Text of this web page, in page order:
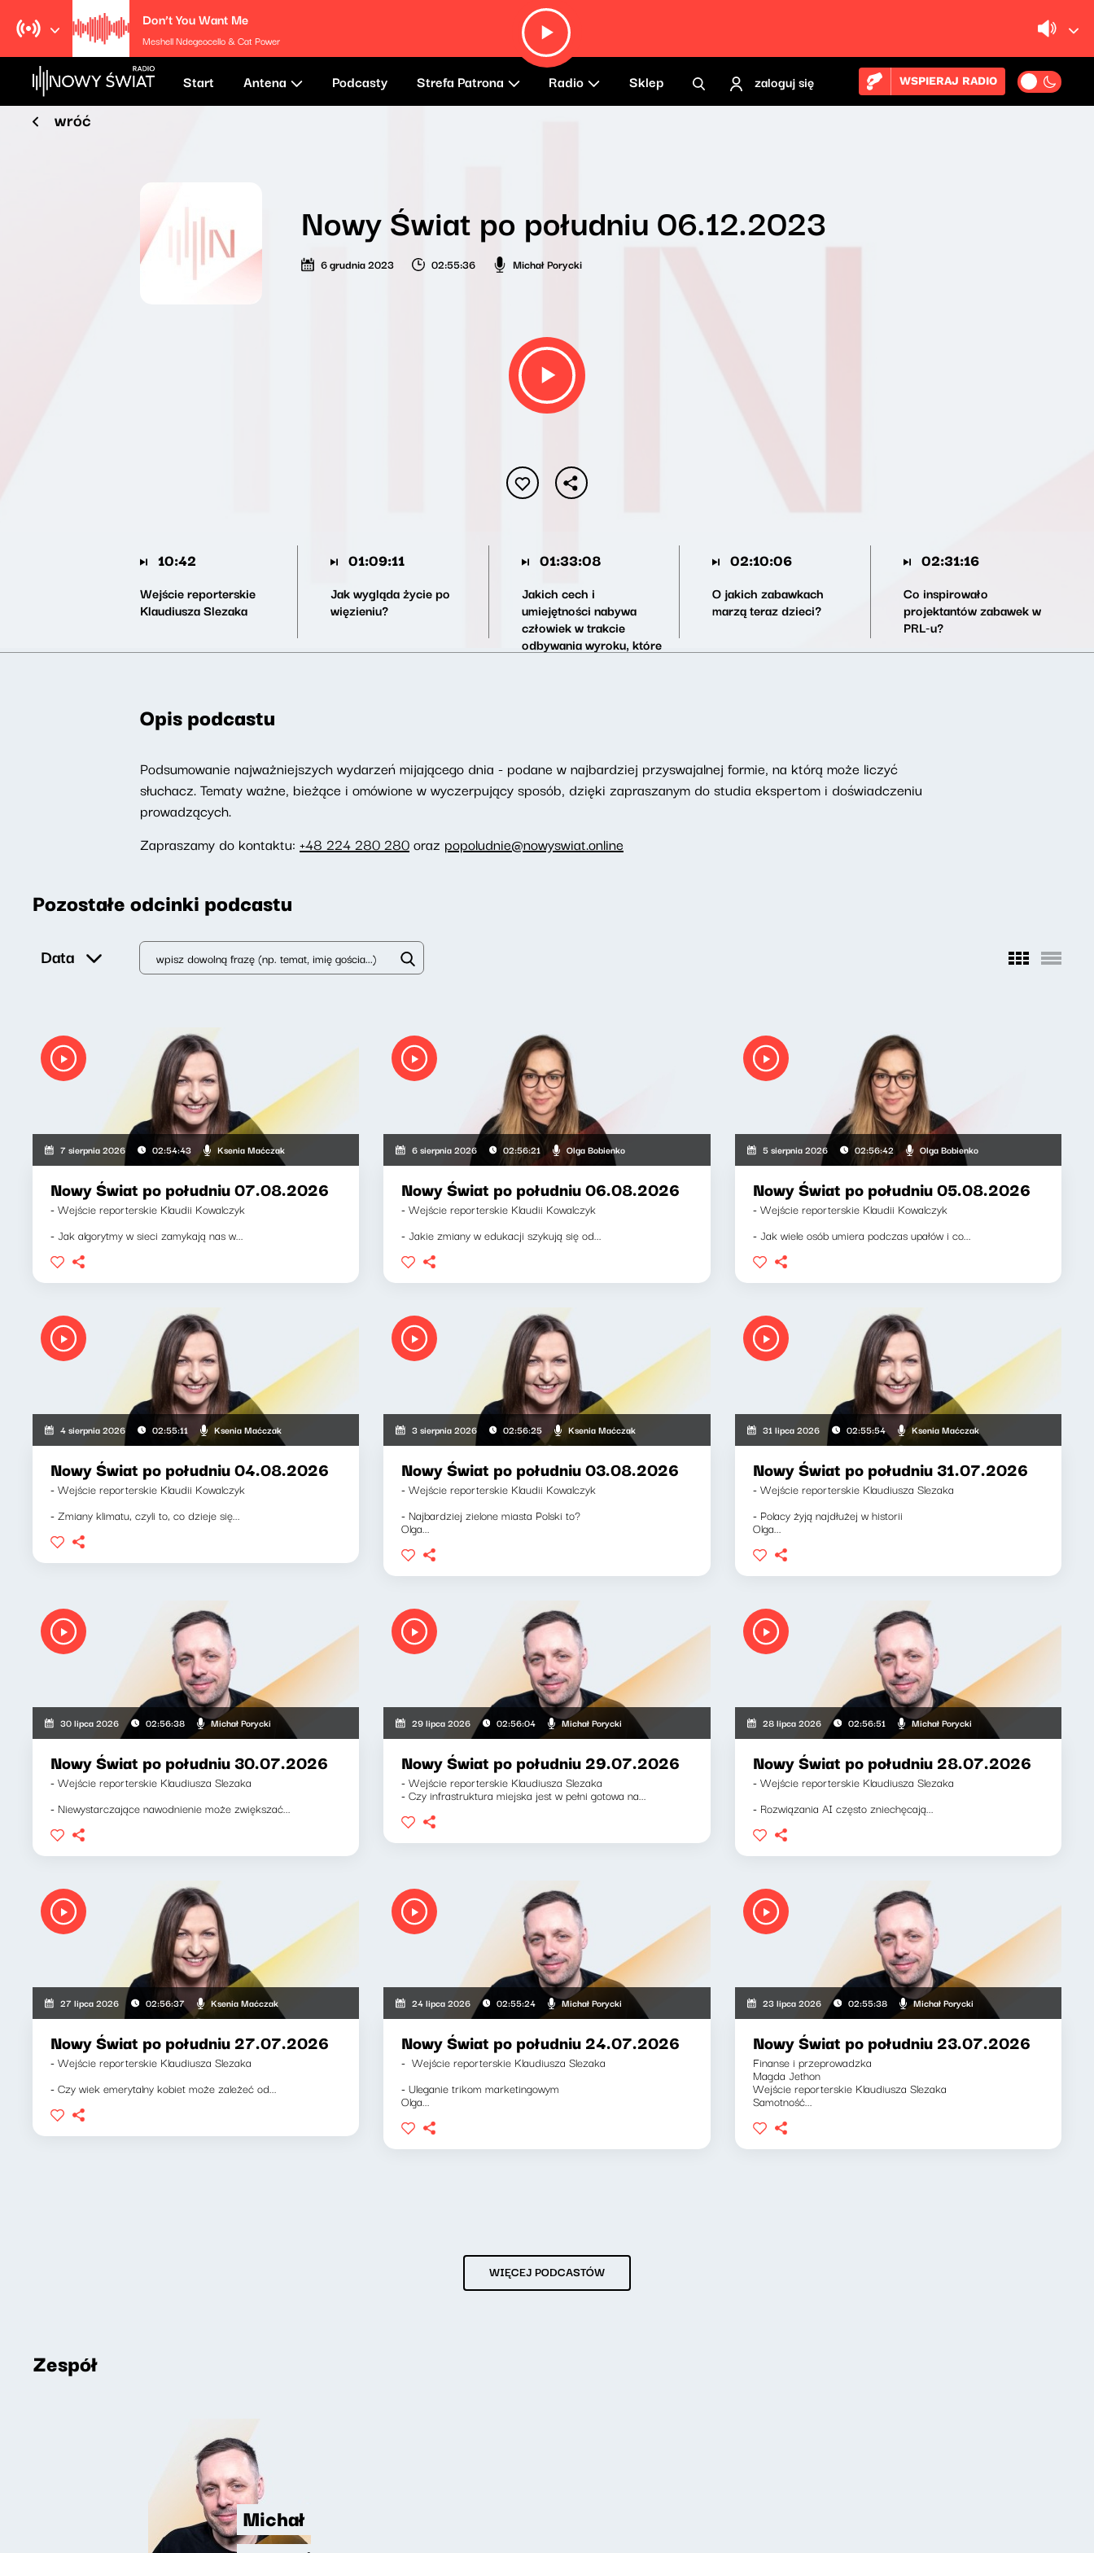
Don’t You Want Me
Meshell Ndegeocello & Cat Power
Start Antena Podcasty Strefa Patrona Radio Sklep zaloguj się WSPIERAJ RADIO
wróć
Nowy Świat po południu 06.12.2023
6 grudnia 2023 02:55:36 Michał Porycki
10:42
Wejście reporterskie
Klaudiusza Slezaka
01:09:11
Jak wygląda życie po
więzieniu?
01:33:08
Jakich cech i
umiejętności nabywa
człowiek w trakcie
odbywania wyroku, które
02:10:06
O jakich zabawkach
marzą teraz dzieci?
02:31:16
Co inspirowało
projektantów zabawek w
PRL-u?
Opis podcastu
Podsumowanie najważniejszych wydarzeń mijającego dnia - podane w najbardziej przyswajalnej formie, na którą może liczyć
słuchacz. Tematy ważne, bieżące i omówione w wyczerpujący sposób, dzięki zapraszanym do studia ekspertom i doświadczeniu
prowadzących.
Zapraszamy do kontaktu: +48 224 280 280oraz popoludnie@nowyswiat.online
Pozostałe odcinki podcastu
Data
7 sierpnia 2026 02:54:43 Ksenia Maćczak
Nowy Świat po południu 07.08.2026
- Wejście reporterskie Klaudii Kowalczyk
- Jak algorytmy w sieci zamykają nas w...
6 sierpnia 2026 02:56:21 Olga Bobienko
Nowy Świat po południu 06.08.2026
- Wejście reporterskie Klaudii Kowalczyk
- Jakie zmiany w edukacji szykują się od...
5 sierpnia 2026 02:56:42 Olga Bobienko
Nowy Świat po południu 05.08.2026
- Wejście reporterskie Klaudii Kowalczyk
- Jak wiele osób umiera podczas upałów i co...
4 sierpnia 2026 02:55:11 Ksenia Maćczak
Nowy Świat po południu 04.08.2026
- Wejście reporterskie Klaudii Kowalczyk
- Zmiany klimatu, czyli to, co dzieje się...
3 sierpnia 2026 02:56:25 Ksenia Maćczak
Nowy Świat po południu 03.08.2026
- Wejście reporterskie Klaudii Kowalczyk
- Najbardziej zielone miasta Polski to?
Olga...
31 lipca 2026 02:55:54 Ksenia Maćczak
Nowy Świat po południu 31.07.2026
- Wejście reporterskie Klaudiusza Slezaka
- Polacy żyją najdłużej w historii
Olga...
30 lipca 2026 02:56:38 Michał Porycki
Nowy Świat po południu 30.07.2026
- Wejście reporterskie Klaudiusza Slezaka
- Niewystarczające nawodnienie może zwiększać...
29 lipca 2026 02:56:04 Michał Porycki
Nowy Świat po południu 29.07.2026
- Wejście reporterskie Klaudiusza Slezaka
- Czy infrastruktura miejska jest w pełni gotowa na...
28 lipca 2026 02:56:51 Michał Porycki
Nowy Świat po południu 28.07.2026
- Wejście reporterskie Klaudiusza Slezaka
- Rozwiązania AI często zniechęcają...
27 lipca 2026 02:56:37 Ksenia Maćczak
Nowy Świat po południu 27.07.2026
- Wejście reporterskie Klaudiusza Slezaka
- Czy wiek emerytalny kobiet może zależeć od...
24 lipca 2026 02:55:24 Michał Porycki
Nowy Świat po południu 24.07.2026
- Wejście reporterskie Klaudiusza Slezaka
- Uleganie trikom marketingowym
Olga...
23 lipca 2026 02:55:38 Michał Porycki
Nowy Świat po południu 23.07.2026
Finanse i przeprowadzka
Magda Jethon
Wejście reporterskie Klaudiusza Slezaka
Samotność...
WIĘCEJ PODCASTÓW
Zespół
Michał